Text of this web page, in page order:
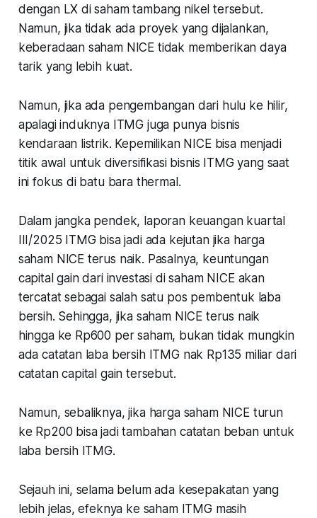
dengan LX di saham tambang nikel tersebut.
Namun, jika tidak ada proyek yang dijalankan,
keberadaan saham NICE tidak memberikan daya
tarik yang lebih kuat.
Namun, jika ada pengembangan dari hulu ke hilir,
apalagi induknya ITMG juga punya bisnis
kendaraan listrik. Kepemilikan NICE bisa menjadi
titik awal untuk diversifikasi bisnis ITMG yang saat
ini fokus di batu bara thermal.
Dalam jangka pendek, laporan keuangan kuartal
III/2025 ITMG bisa jadi ada kejutan jika harga
saham NICE terus naik. Pasalnya, keuntungan
capital gain dari investasi di saham NICE akan
tercatat sebagai salah satu pos pembentuk laba
bersih. Sehingga, jika saham NICE terus naik
hingga ke Rp600 per saham, bukan tidak mungkin
ada catatan laba bersih ITMG nak Rp135 miliar dari
catatan capital gain tersebut.
Namun, sebaliknya, jika harga saham NICE turun
ke Rp200 bisa jadi tambahan catatan beban untuk
laba bersih ITMG.
Sejauh ini, selama belum ada kesepakatan yang
lebih jelas, efeknya ke saham ITMG masih